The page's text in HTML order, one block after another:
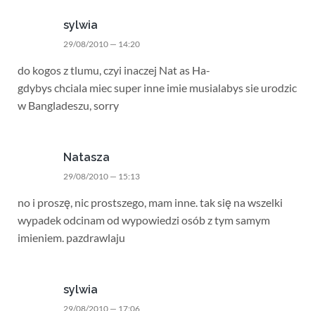
sylwia
29/08/2010 — 14:20
do kogos z tlumu, czyi inaczej Nat as Ha-
gdybys chciala miec super inne imie musialabys sie urodzic
w Bangladeszu, sorry
Natasza
29/08/2010 — 15:13
no i proszę, nic prostszego, mam inne. tak się na wszelki
wypadek odcinam od wypowiedzi osób z tym samym
imieniem. pazdrawlaju
sylwia
29/08/2010 — 17:06